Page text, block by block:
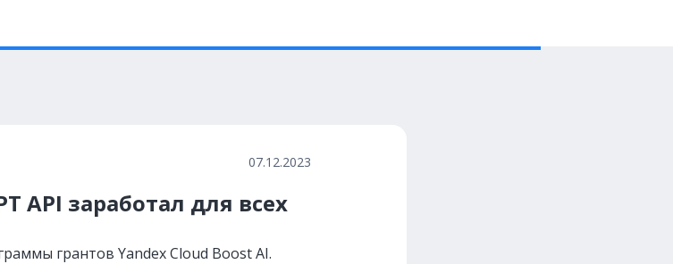
07.12.2023
API заработал для всех
грантов Yandex Cloud Boost AI.